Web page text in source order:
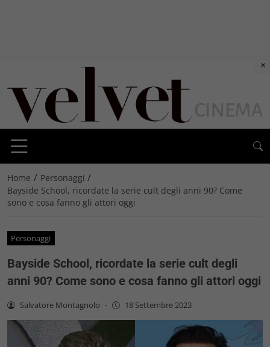
Home / Personaggi /
Bayside School, ricordate la serie cult degli anni 90? Come
sono e cosa fanno gli attori oggi
Personaggi
Bayside School, ricordate la serie cult degli
anni 90? Come sono e cosa fanno gli attori oggi
Salvatore Montagnolo - 18 Settembre 2023
×